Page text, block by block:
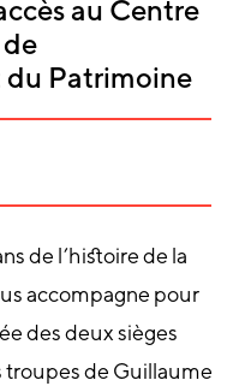
au Centre
Patrimoine
de l’histoire de la
accompagne pour
des deux sièges
troupes de Guillaume